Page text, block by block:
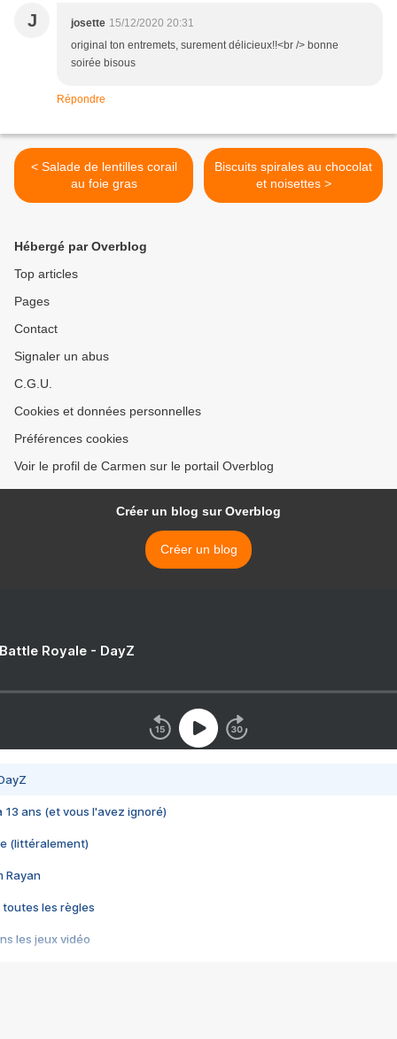
J josette 15/12/2020 20:31
original ton entremets, surement délicieux!!<br /> bonne
soirée bisous
Répondre
< Salade de lentilles corail
au foie gras
Biscuits spirales au chocolat
et noisettes >
Hébergé par Overblog
Top articles
Pages
Contact
Signaler un abus
C.G.U.
Cookies et données personnelles
Préférences cookies
Voir le profil de Carmen sur le portail Overblog
Créer un blog sur Overblog
Créer un blog
Royale - DayZ
13 ans (et vous l'avez ignoré)
(littéralement)
Rayan
toutes les règles
les jeux vidéo